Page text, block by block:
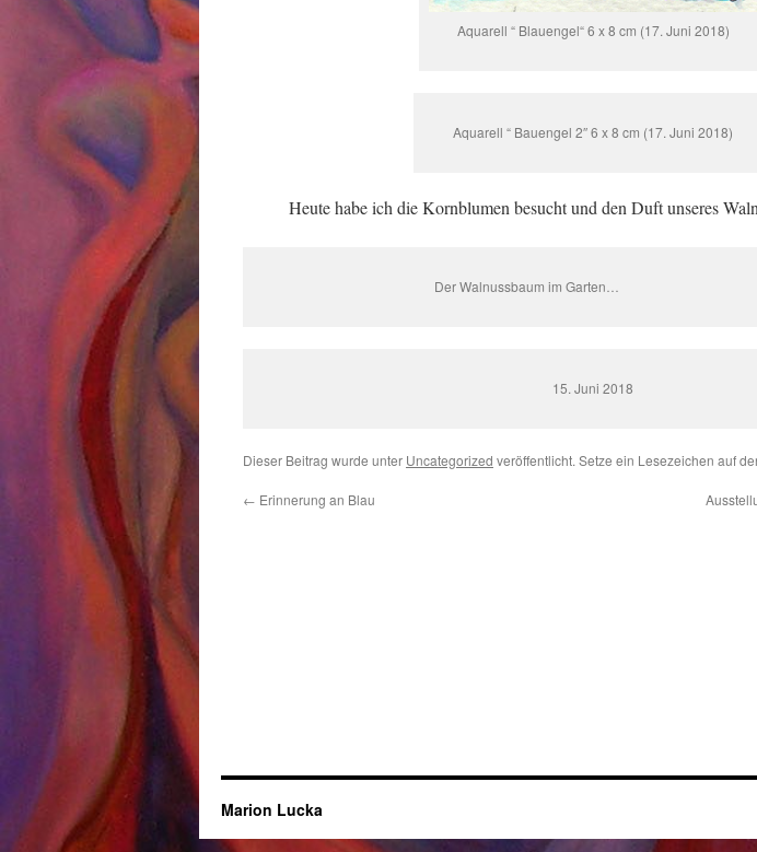
Aquarell “ Blauengel“ 6 x 8 cm (17. Juni 2018)
Aquarell “ Bauengel 2″ 6 x 8 cm (17. Juni 2018)
Heute habe ich die Kornblumen besucht und den Duft unseres
Der Walnussbaum im Garten…
15. Juni 2018
Dieser Beitrag wurde unter Uncategorized veröffentlicht. Setze ein Lesezeichen auf
← Erinnerung an Blau
Marion Lucka